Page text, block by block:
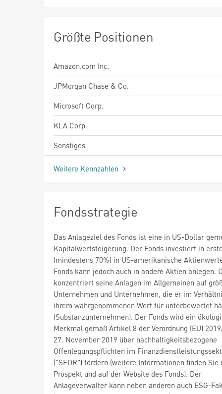
Größte Positionen
Amazon.com Inc.
JPMorgan Chase & Co.
Microsoft Corp.
KLA Corp.
Sonstiges
Weitere Kennzahlen
Fondsstrategie
Das Anlageziel des Fonds ist eine in US-Dollar
Kapitalwertsteigerung. Der Fonds investiert in
(mindestens 70%) in US-amerikanische
Fonds kann jedoch auch in andere Aktien anlegen.
konzentriert seine Anlagen im Allgemeinen auf
Unternehmen und Unternehmen, die er im
ihrem wahrgenommenen Wert für unterbewertet
(Substanzunternehmen). Der Fonds wird ein
Merkmal gemäß Artikel 8 der Verordnung (EU)
27. November 2019 über nachhaltigkeitsbezogene
Offenlegungspflichten im
("SFDR") fördern (weitere Informationen finden Sie
Prospekt und auf der Website des Fonds). Der
Anlageverwalter kann neben anderen auch ESG-